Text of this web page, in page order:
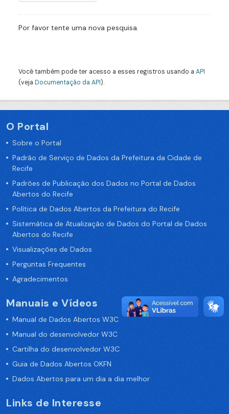
Por favor tente uma nova pesquisa.
Você também pode ter acesso a esses registros usando a API
(veja Documentação da API).
O Portal
Sobre o Portal
Padrão de Serviço de Dados da Prefeitura da Cidade de
Recife
Padrões de Publicação dos Dados no Portal de Dados
Abertos do Recife
Política de Dados Abertos da Prefeitura do Recife
Sistemática de Atualização de Dados do Portal de Dados
Abertos do Recife
Visualizações de Dados
Perguntas Frequentes
Agradecimentos
Manuais e Vídeos
Manual de Dados Abertos W3C
Manual do desenvolvedor W3C
Cartilha do desenvolvedor W3C
Guia de Dados Abertos OKFN
Dados Abertos para um dia a dia melhor
Links de Interesse